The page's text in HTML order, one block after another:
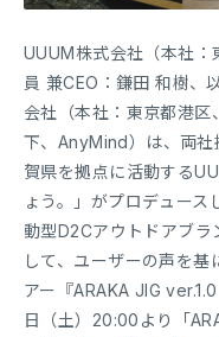
UUUM株式会社（本社
員 兼CEO：鎌田 和樹、
会社（本社：東京都港区
下、AnyMind）は、両社
賀県を拠点に活動する
ょう。」がプロデュー
動型D2Cアウトドアブラ
して、ユーザーの声を
アー『ARAKA JIG
日（土）20:00より「